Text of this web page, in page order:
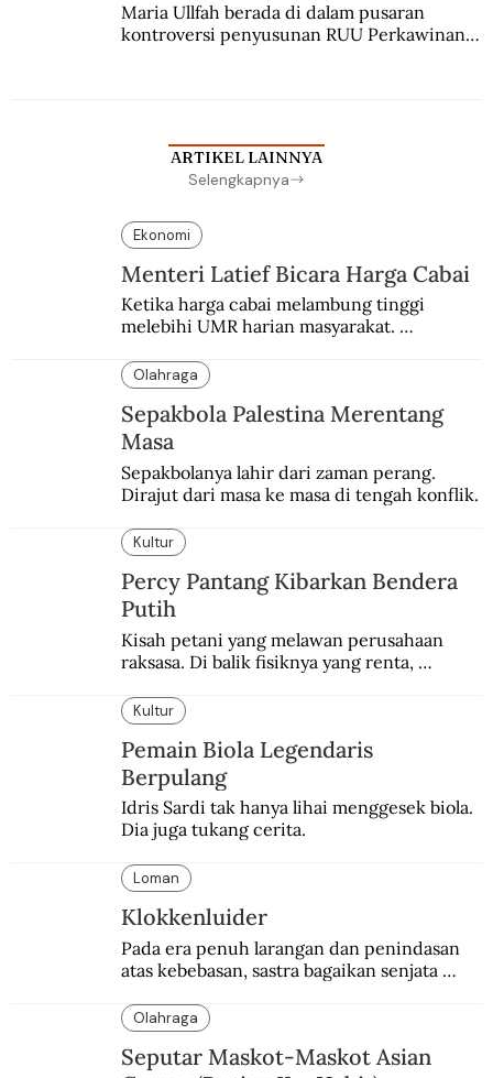
Maria Ullfah berada di dalam pusaran
kontroversi penyusunan RUU Perkawinan.
ARTIKEL LAINNYA
Selengkapnya
Ekonomi
Menteri Latief Bicara Harga Cabai
Ketika harga cabai melambung tinggi
melebihi UMR harian masyarakat.
Olahraga
Sepakbola Palestina Merentang
Masa
Sepakbolanya lahir dari zaman perang.
Dirajut dari masa ke masa di tengah konflik.
Kultur
Percy Pantang Kibarkan Bendera
Putih
Kisah petani yang melawan perusahaan
raksasa. Di balik fisiknya yang renta,
Kultur
Pemain Biola Legendaris
Berpulang
Idris Sardi tak hanya lihai menggesek biola.
Dia juga tukang cerita.
Loman
Klokkenluider
Pada era penuh larangan dan penindasan
atas kebebasan, sastra bagaikan senjata
Olahraga
Seputar Maskot-Maskot Asian